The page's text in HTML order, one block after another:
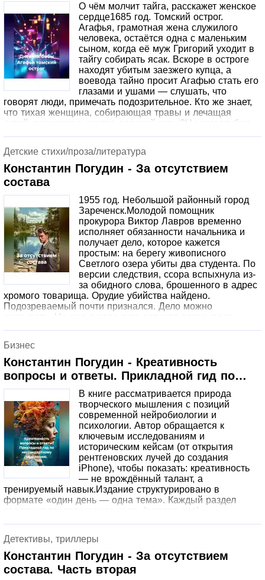
О чём молчит тайга, расскажет женское
сердце1685 год. Томский острог.
Агафья, грамотная жена служилого
человека, остаётся одна с маленьким
сыном, когда её муж Григорий уходит в
тайгу собирать ясак. Вскоре в остроге
находят убитым заезжего купца, а
воевода тайно просит Агафью стать его
глазами и ушами — слушать, что
говорят люди, примечать подозрительное. Кто же знает,
что тихая женщина, собирающая травы и лечащая
детей, окажется в центре опасной игры?Но чем глубже
медвежий клык в серебре. Точно такой же она
обнаруживает в вещах мужа. А вскоре выясняется: в
тайге, на старом языческом капище, собираются те, кто
не принял церковную реформу, — староверы, беглые,
остяцкие шаманы. И Григорий, её молчаливый,
надёжный Григорий, — среди них.
Детские стихи/проза/литература
Константин Погудин - За отсутствием
состава
1955 год. Небольшой районный город
Зареченск.Молодой помощник
прокурора Виктор Лавров временно
исполняет обязанности начальника и
получает дело, которое кажется
простым: на берегу живописного
Светлого озера убиты два студента. По
версии следствия, ссора вспыхнула из-
за обидного слова, брошенного в адрес
хромого товарища. Орудие убийства найдено.
Подозреваемый почти признался. Дело можно
закрывать. Но уже в зале суда адвокат доказывает:
Протоколы осмотра составлены с нарушениями.
Понятые — подставные. А на настоящем орудии
убийства — чужие отпечатки пальцев. Теперь Лаврову,
оставшемуся без поддержки уехавшего начальника,
предстоит выбирать: спустить дело на тормозах и
сохранить карьеру или начать расследование заново,
понимая, что за убийцей стоят люди из областной
власти, бывшие лагерные кадры и та самая система,
которая не прощает честности.
Бизнес
Константин Погудин - Креативность
вопросы и ответы. Прикладной гид по
нестандартному мышлению.
В книге рассматривается природа
творческого мышления с позиций
современной нейробиологии и
психологии. Автор обращается к
ключевым исследованиям и
историческим кейсам (от открытия
рентгеновских лучей до создания
iPhone), чтобы показать: креативность
— не врождённый талант, а
тренируемый навык.Издание структурировано в
формате «один день — одна тема». Каждый раздел
содержит теоретическую часть (вопрос дня),
генерации идей, преодоления творческих блоков и
развития дивергентного мышления.Для широкого круга
читателей, интересующихся развитием креативности и
продуктивного мышления.
Детективы, триллеры
Константин Погудин - За отсутствием
состава. Часть вторая